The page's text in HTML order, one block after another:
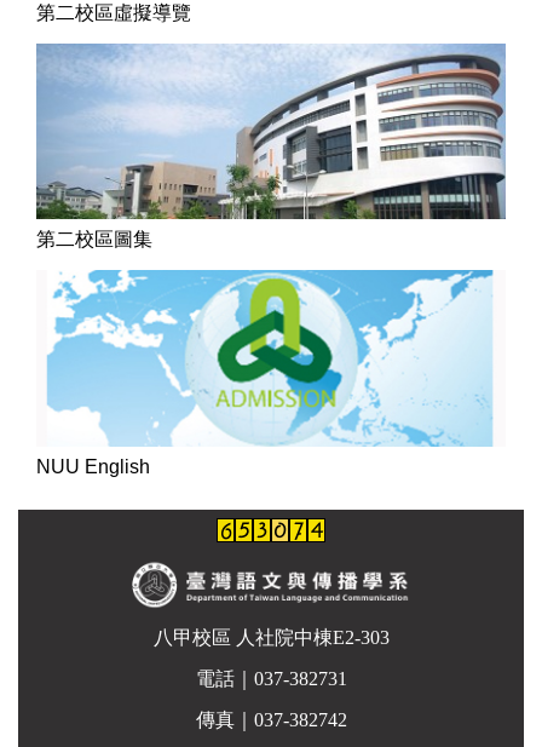
第二校區虛擬導覽
第二校區圖集
NUU English
八甲校區 人社院中棟E2-303
電話｜037-382731
傳真｜037-382742